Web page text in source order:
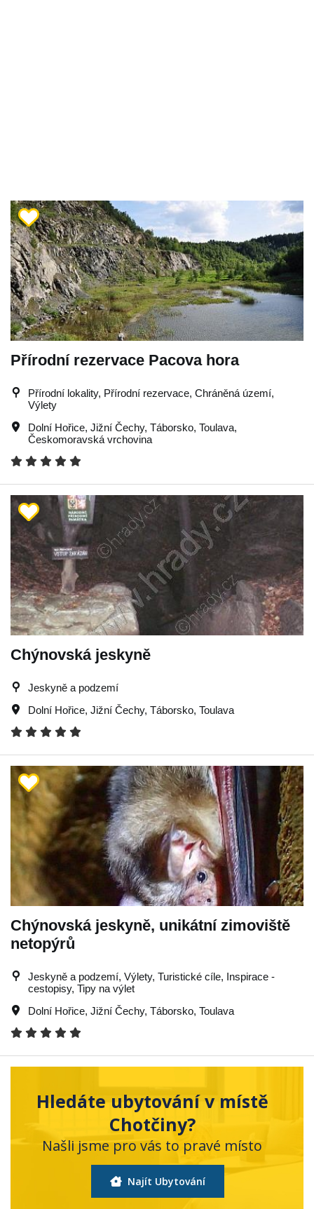
Přírodní rezervace Pacova hora
Přírodní lokality, Přírodní rezervace, Chráněná území,
Výlety
Dolní Hořice, Jižní Čechy, Táborsko, Toulava,
Českomoravská vrchovina
Chýnovská jeskyně
Jeskyně a podzemí
Dolní Hořice, Jižní Čechy, Táborsko, Toulava
Chýnovská jeskyně, unikátní zimoviště
netopýrů
Jeskyně a podzemí, Výlety, Turistické cíle, Inspirace -
cestopisy, Tipy na výlet
Dolní Hořice, Jižní Čechy, Táborsko, Toulava
Hledáte ubytování v místě
Chotčiny?
Našli jsme pro vás to pravé místo
Najít Ubytování